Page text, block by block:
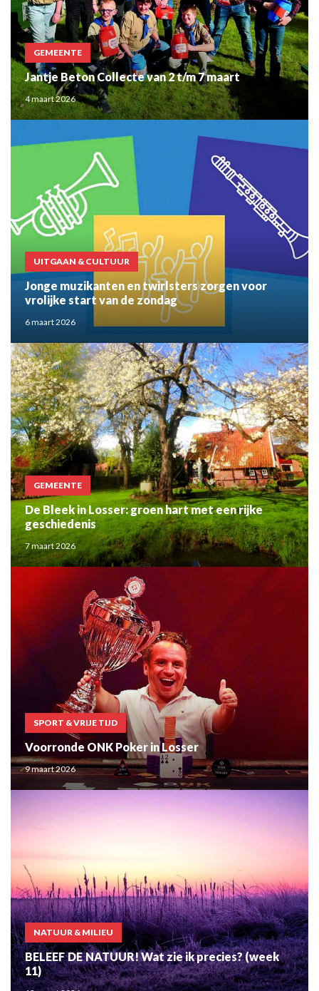
GEMEENTE
Jantje Beton Collecte van 2 t/m 7 maart
4 maart 2026
UITGAAN & CULTUUR
Jonge muzikanten en twirlsters zorgen voor
vrolijke start van de zondag
6 maart 2026
GEMEENTE
De Bleek in Losser: groen hart met een rijke
geschiedenis
7 maart 2026
SPORT & VRIJE TIJD
Voorronde ONK Poker in Losser
9 maart 2026
NATUUR & MILIEU
BELEEF DE NATUUR! Wat zie ik precies? (week
11)